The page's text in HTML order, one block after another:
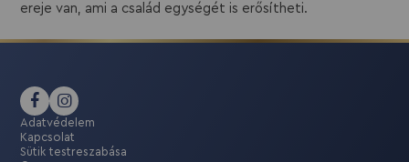
ereje van, ami a család egységét is erősítheti.
Adatvédelem
Kapcsolat
Sütik testreszabása